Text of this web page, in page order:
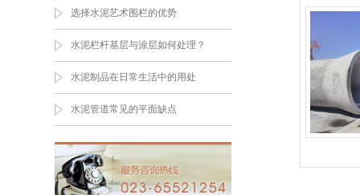
选择水泥艺术围栏的优势
水泥栏杆基层与涂层如何处理？
水泥制品在日常生活中的用处
水泥管道常见的平面缺点